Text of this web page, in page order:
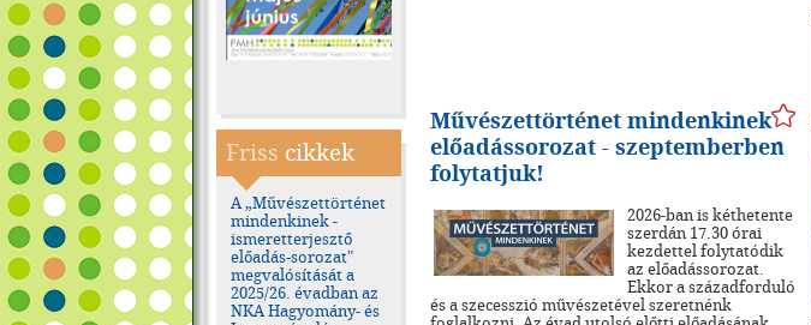
Friss cikkek
A „Művészettörténet
mindenkinek -
ismeretterjesztő
előadás-sorozat"
megvalósítását a
2025/26. évadban az
NKA Hagyomány- és
Művészettörténet mindenkinek
előadássorozat - szeptemberben
folytatjuk!
2026-ban is kéthetente
szerdán 17.30 órai
kezdettel folytatódik
az előadássorozat.
Ekkor a századforduló
és a szecesszió művészetével szeretnénk